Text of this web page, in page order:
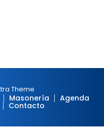
Theme
Masonería Agenda
Contacto